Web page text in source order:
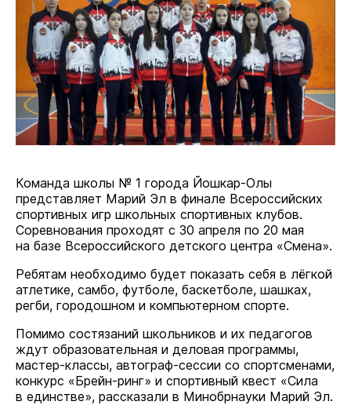
Команда школы № 1 города Йошкар-Олы
представляет Марий Эл в финале Всероссийских
спортивных игр школьных спортивных клубов.
Соревнования проходят с 30 апреля по 20 мая
на базе Всероссийского детского центра «Смена».
Ребятам необходимо будет показать себя в лёгкой
атлетике, самбо, футболе, баскетболе, шашках,
регби, городошном и компьютерном спорте.
Помимо состязаний школьников и их педагогов
ждут образовательная и деловая программы,
мастер-классы, автограф-сессии со спортсменами,
конкурс «Брейн-ринг» и спортивный квест «Сила
в единстве», рассказали в Минобрнауки Марий Эл.